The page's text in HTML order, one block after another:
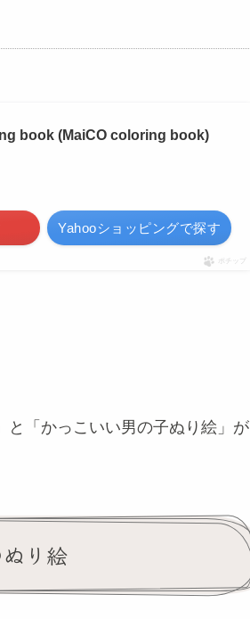
book (MaiCO coloring book)
Yahooショッピングで探す
ポチップ
と「かっこいい男の子ぬり絵」が
り絵